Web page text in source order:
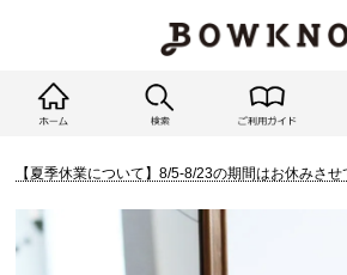
【夏季休業について】8/5-8/23の期間はお休みさ